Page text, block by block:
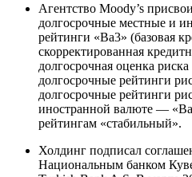
Агентство Moody’s
долгосрочные местные и
рейтинги «Ba3» (базовая
скорректированная
долгосрочная оценка
долгосрочные рейтинги
долгосрочные рейтинги
иностранной валюте —
рейтингам «стабильный».
Холдинг подписал
Национальным банком